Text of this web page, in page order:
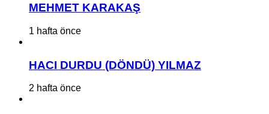
MEHMET KARAKAŞ
1 hafta önce
HACI DURDU (DÖNDÜ) YILMAZ
2 hafta önce